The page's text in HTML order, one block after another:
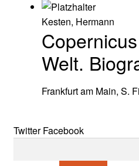
Kesten, Hermann
Welt.
Frankfurt am Main, S.
Twitter Facebook